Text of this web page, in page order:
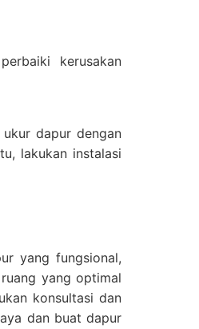
kerusakan
dapur dengan
lakukan instalasi
yang fungsional,
yang optimal
konsultasi dan
dan buat dapur